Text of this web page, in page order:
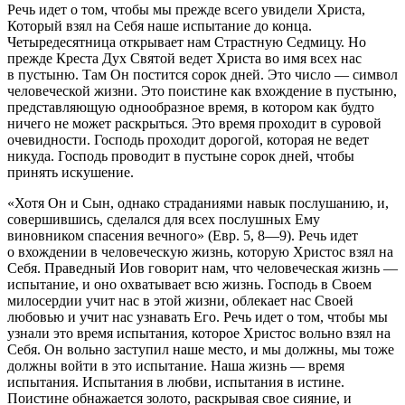
Речь идет о том, чтобы мы прежде всего увидели Христа,
Который взял на Себя наше испытание до конца.
Четыредесятница открывает нам Страстную Седмицу. Но
прежде Креста Дух Святой ведет Христа во имя всех нас
в пустыню. Там Он постится сорок дней. Это число — символ
человеческой жизни. Это поистине как вхождение в пустыню,
представляющую однообразное время, в котором как будто
ничего не может раскрыться. Это время проходит в суровой
очевидности. Господь проходит дорогой, которая не ведет
никуда. Господь проводит в пустыне сорок дней, чтобы
принять искушение.
«Хотя Он и Сын, однако страданиями навык послушанию, и,
совершившись, сделался для всех послушных Ему
виновником спасения вечного» (Евр. 5, 8—9). Речь идет
о вхождении в человеческую жизнь, которую Христос взял на
Себя. Праведный Иов говорит нам, что человеческая жизнь —
испытание, и оно охватывает всю жизнь. Господь в Своем
милосердии учит нас в этой жизни, облекает нас Своей
любовью и учит нас узнавать Его. Речь идет о том, чтобы мы
узнали это время испытания, которое Христос вольно взял на
Себя. Он вольно заступил наше место, и мы должны, мы тоже
должны войти в это испытание. Наша жизнь — время
испытания. Испытания в любви, испытания в истине.
Поистине обнажается золото, раскрывая свое сияние, и